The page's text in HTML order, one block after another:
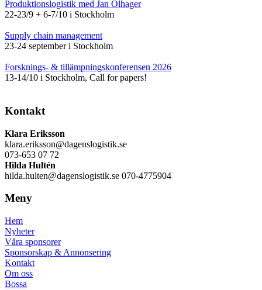
Produktionslogistik med Jan Olhager
22-23/9 + 6-7/10 i Stockholm
Supply chain management
23-24 september i Stockholm
Forsknings- & tillämpningskonferensen 2026
13-14/10 i Stockholm, Call for papers!
Kontakt
Klara Eriksson
klara.eriksson@dagenslogistik.se
073-653 07 72
Hilda Hultén
hilda.hulten@dagenslogistik.se 070-4775904
Meny
Hem
Nyheter
Våra sponsorer
Sponsorskap & Annonsering
Kontakt
Om oss
Bossa